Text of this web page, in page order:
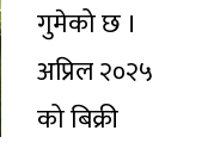
गुमेको छ ।
अप्रिल २०२५
को बिक्री